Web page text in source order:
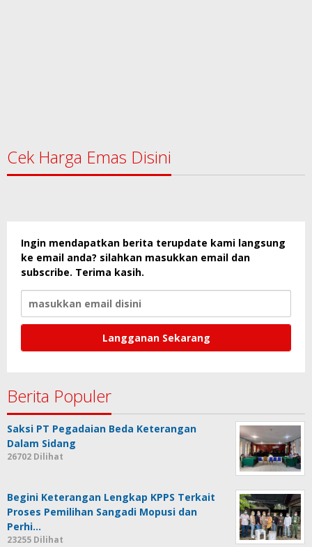
Cek Harga Emas Disini
Ingin mendapatkan berita terupdate kami langsung
ke email anda? silahkan masukkan email dan
subscribe. Terima kasih.
Berita Populer
Saksi PT Pegadaian Beda Keterangan
Dalam Sidang
26702 Dilihat
Begini Keterangan Lengkap KPPS Terkait
Proses Pemilihan Sangadi Mopusi dan
Perhi…
23255 Dilihat